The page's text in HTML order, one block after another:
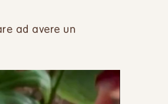
ad avere un